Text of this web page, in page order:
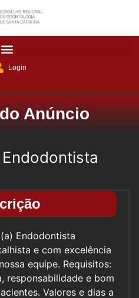
Login
Anúncio
Endodontista
e com excelência
equipe. Requisitos:
responsabilidade e bom
Valores e dias a